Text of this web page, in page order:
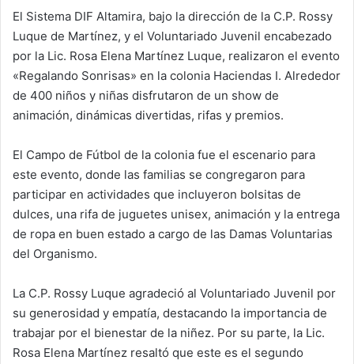
El Sistema DIF Altamira, bajo la dirección de la C.P. Rossy
Luque de Martínez, y el Voluntariado Juvenil encabezado
por la Lic. Rosa Elena Martínez Luque, realizaron el evento
«Regalando Sonrisas» en la colonia Haciendas I. Alrededor
de 400 niños y niñas disfrutaron de un show de
animación, dinámicas divertidas, rifas y premios.
El Campo de Fútbol de la colonia fue el escenario para
este evento, donde las familias se congregaron para
participar en actividades que incluyeron bolsitas de
dulces, una rifa de juguetes unisex, animación y la entrega
de ropa en buen estado a cargo de las Damas Voluntarias
del Organismo.
La C.P. Rossy Luque agradeció al Voluntariado Juvenil por
su generosidad y empatía, destacando la importancia de
trabajar por el bienestar de la niñez. Por su parte, la Lic.
Rosa Elena Martínez resaltó que este es el segundo